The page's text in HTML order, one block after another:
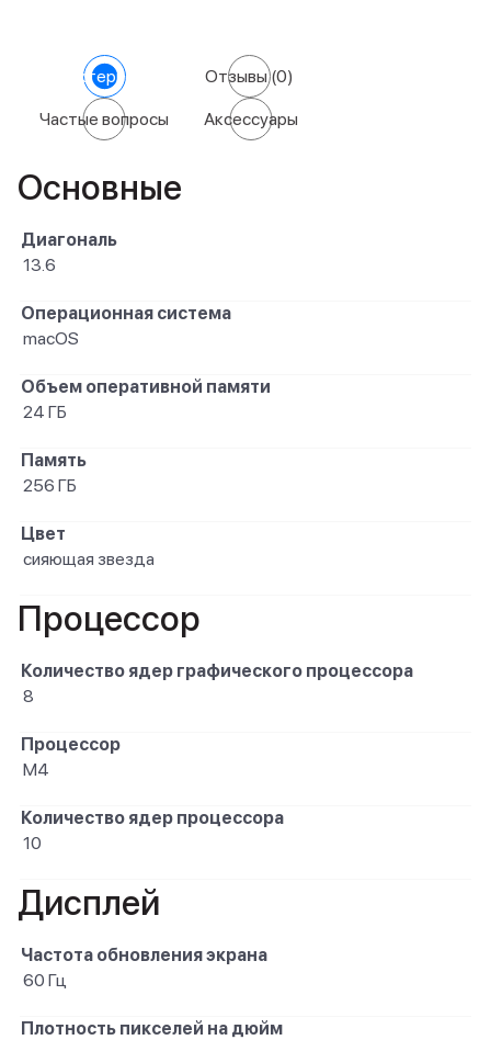
Характеристики Отзывы(0)
Частые вопросы Аксессуары
Основные
Диагональ
13.6
Операционная система
macOS
Объем оперативной памяти
24 ГБ
Память
256 ГБ
Цвет
сияющая звезда
Процессор
Количество ядер графического процессора
8
Процессор
M4
Количество ядер процессора
10
Дисплей
Частота обновления экрана
60 Гц
Плотность пикселей на дюйм